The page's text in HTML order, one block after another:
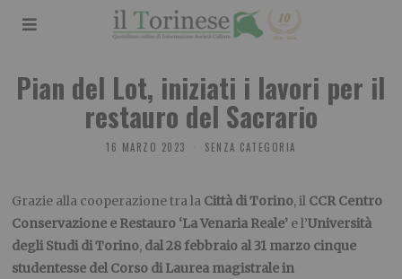
Pian del Lot, iniziati i lavori per il
restauro del Sacrario
16 MARZO 2023 SENZA CATEGORIA
Grazie alla cooperazione tra la Città di Torino, il CCRCentro
Conservazione e Restauro ‘La Venaria Reale’ e l’Università
degli Studi di Torino, dal 28 febbraio al 31 marzo cinque
studentesse del Corso di Laurea magistrale in